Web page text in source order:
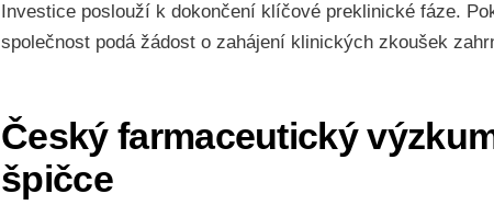
Investice poslouží k dokončení klíčové preklinické fáze.
společnost podá žádost o zahájení klinických zkoušek
Český farmaceutický
špičce